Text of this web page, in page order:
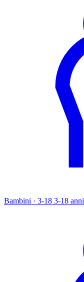
Bambini · 3-18 3-18 anni